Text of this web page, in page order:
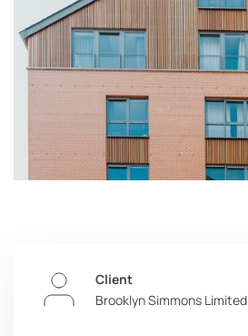
Client
Brooklyn Simmons Limited